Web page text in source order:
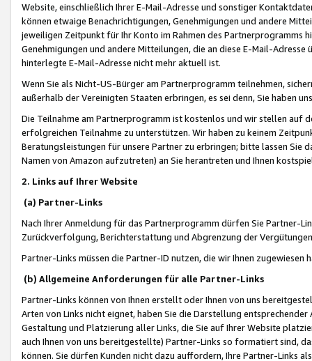
Website, einschließlich Ihrer E-Mail-Adresse und sonstiger
können etwaige Benachrichtigungen, Genehmigungen und andere
jeweiligen Zeitpunkt für Ihr Konto im Rahmen des Partnerprogramms
Genehmigungen und andere Mitteilungen, die an diese E-Mail-
hinterlegte E-Mail-Adresse nicht mehr aktuell ist.
Wenn Sie als Nicht-US-Bürger am Partnerprogramm teilnehmen,
außerhalb der Vereinigten Staaten erbringen, es sei denn, Sie haben
Die Teilnahme am Partnerprogramm ist kostenlos und wir stellen auf
erfolgreichen Teilnahme zu unterstützen. Wir haben zu keinem
Beratungsleistungen für unsere Partner zu erbringen; bitte lassen Sie
Namen von Amazon aufzutreten) an Sie herantreten und Ihnen
2. Links auf Ihrer Website
(a) Partner-Links
Nach Ihrer Anmeldung für das Partnerprogramm dürfen Sie Partner-
Zurückverfolgung, Berichterstattung und Abgrenzung der
Partner-Links müssen die Partner-ID nutzen, die wir Ihnen zugewiesen
(b) Allgemeine Anforderungen für alle Partner-Links
Partner-Links können von Ihnen erstellt oder Ihnen von uns
Arten von Links nicht eignet, haben Sie die Darstellung
Gestaltung und Platzierung aller Links, die Sie auf Ihrer Website
auch Ihnen von uns bereitgestellte) Partner-Links so formatiert sind,
können. Sie dürfen Kunden nicht dazu auffordern, Ihre Partner-Links